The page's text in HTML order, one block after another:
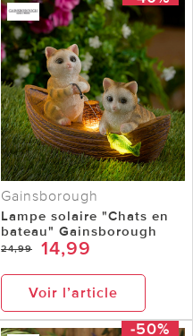
Gainsborough
Lampe solaire "Chats en
bateau" Gainsborough
24,99 14,99
Voir l’article
-50%